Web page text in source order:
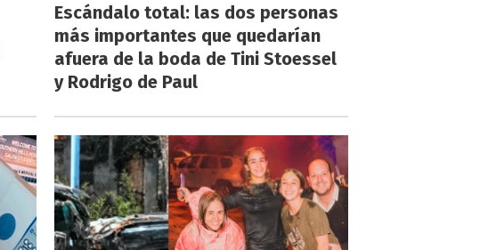
Escándalo total: las dos personas
más importantes que quedarían
afuera de la boda de Tini Stoessel
y Rodrigo de Paul